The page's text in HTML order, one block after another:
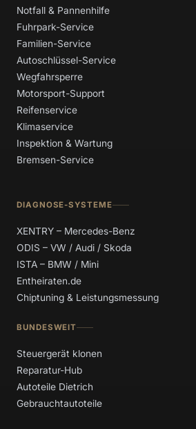
Notfall & Pannenhilfe
Fuhrpark-Service
Familien-Service
Autoschlüssel-Service
Wegfahrsperre
Motorsport-Support
Reifenservice
Klimaservice
Inspektion & Wartung
Bremsen-Service
DIAGNOSE-SYSTEME
XENTRY – Mercedes-Benz
ODIS – VW / Audi / Skoda
ISTA – BMW / Mini
Entheiraten.de
Chiptuning & Leistungsmessung
BUNDESWEIT
Steuergerät klonen
Reparatur-Hub
Autoteile Dietrich
Gebrauchtautoteile